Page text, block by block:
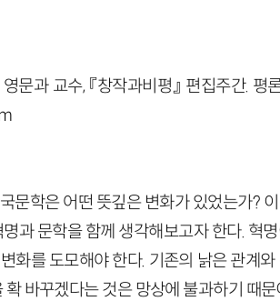
문과 교수, 『창작과비평』 편집주간. 평
문학은 어떤 뜻깊은 변화가 있었는가?
과 문학을 함께 생각해보고자 한다. 혁
화를 도모해야 한다. 기존의 낡은 관계
바꾸겠다는 것은 망상에 불과하기 때문